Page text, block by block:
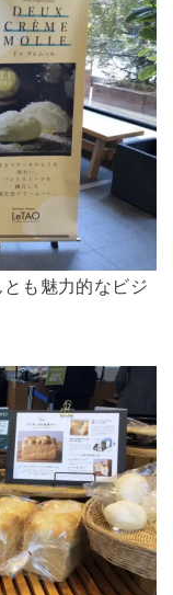
も魅力的なビジ